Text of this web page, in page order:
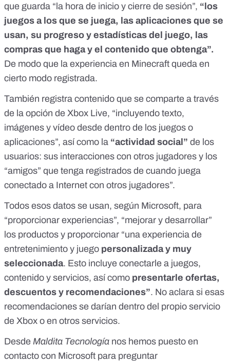
que guarda “la hora de inicio y cierre de sesión”, “los
juegos a los que se juega, las aplicaciones que se
usan, su progreso y estadísticas del juego, las
compras que haga y el contenido que obtenga”.
De modo que la experiencia en Minecraft queda en
cierto modo registrada.
También registra contenido que se comparte a través
de la opción de Xbox Live, “incluyendo texto,
imágenes y vídeo desde dentro de los juegos o
aplicaciones”, así como la “actividad social” de los
usuarios: sus interacciones con otros jugadores y los
“amigos” que tenga registrados de cuando juega
conectado a Internet con otros jugadores”.
Todos esos datos se usan, según Microsoft, para
“proporcionar experiencias”, “mejorar y desarrollar”
los productos y proporcionar “una experiencia de
entretenimiento y juego personalizada y muy
seleccionada. Esto incluye conectarle a juegos,
contenido y servicios, así como presentarle ofertas,
descuentos y recomendaciones”. No aclara si esas
recomendaciones se darían dentro del propio servicio
de Xbox o en otros servicios.
Desde Maldita Tecnología nos hemos puesto en
contacto con Microsoft para preguntar